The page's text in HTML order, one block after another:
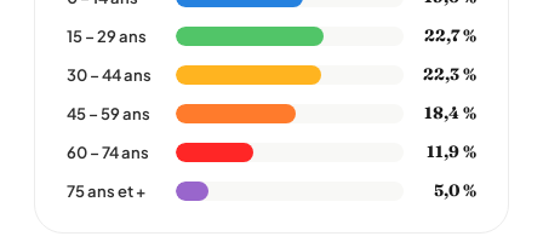
15 – 29 ans 22,7 %
30 – 44 ans 22,3 %
45 – 59 ans 18,4 %
60 – 74 ans 11,9 %
75 ans et + 5,0 %